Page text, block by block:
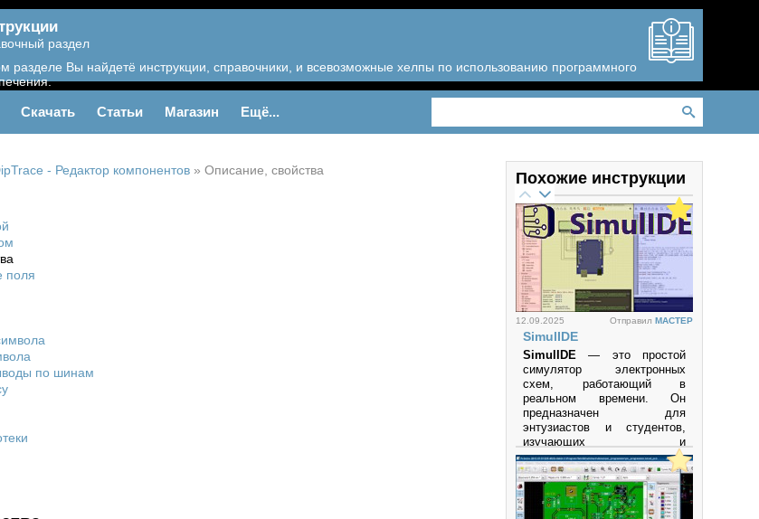
раздел
разделе Вы найдетё инструкции, справочники, и всевозможные хелпы по использованию программного
Скачать Статьи Магазин Ещё...
- Редактор компонентов » Описание, свойства
поля
по шинам
Похожие инструкции
12.09.2025 Отправил MACTEP
SimulIDE
SimulIDE — это простой
симулятор электронных
схем, работающий в
реальном времени. Он
предназначен для
энтузиастов и студентов,
изучающих и
экспериментирующих с
аналоговыми и цифровыми
электронными схемами, а
также с
микроконтроллерами.